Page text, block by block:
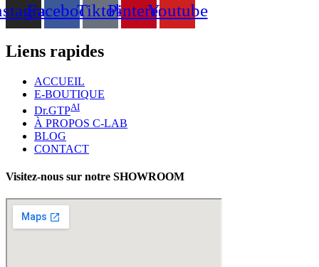
FacebookTiktokPinterestYoutube
Liens rapides
ACCUEIL
E-BOUTIQUE
Dr.GTPAI
À PROPOS C-LAB
BLOG
CONTACT
Visitez-nous sur notre SHOWROOM